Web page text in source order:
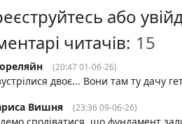
або
читачів:
(20:47 01-06-26)
двоє... Вони там ту дачу
Вишня
(23:36 09-06-26)